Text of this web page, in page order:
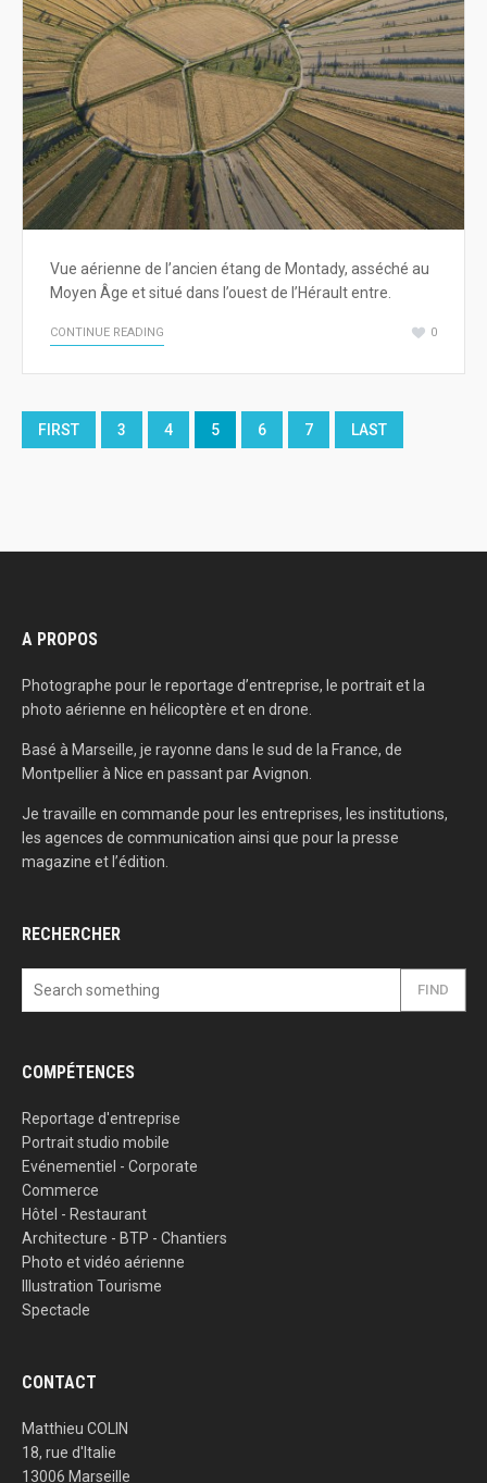
Vue aérienne de l’ancien étang de Montady, asséché au
Moyen Âge et situé dans l’ouest de l’Hérault entre.
CONTINUE READING 0
FIRST 3 4 5 6 7 LAST
A PROPOS
Photographe pour le reportage d’entreprise, le portrait et la
photo aérienne en hélicoptère et en drone.
Basé à Marseille, je rayonne dans le sud de la France, de
Montpellier à Nice en passant par Avignon.
Je travaille en commande pour les entreprises, les institutions,
les agences de communication ainsi que pour la presse
magazine et l’édition.
RECHERCHER
FIND
COMPÉTENCES
Reportage d'entreprise
Portrait studio mobile
Evénementiel - Corporate
Commerce
Hôtel - Restaurant
Architecture - BTP - Chantiers
Photo et vidéo aérienne
Illustration Tourisme
Spectacle
CONTACT
Matthieu COLIN
18, rue d'Italie
13006 Marseille